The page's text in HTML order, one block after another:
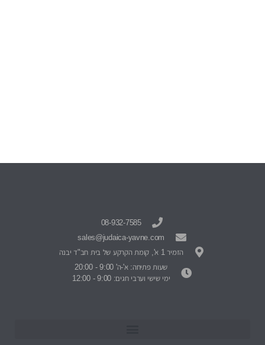
08-932-7585
sales@judaica-yavne.com
הזמיר 1 א', קומת הקרקע של בית חב"ד יבנה
שעות פתיחה: א'-ה' 9:00 - 20:00
ימי שישי וערבי חגים: 9:00 - 12:00